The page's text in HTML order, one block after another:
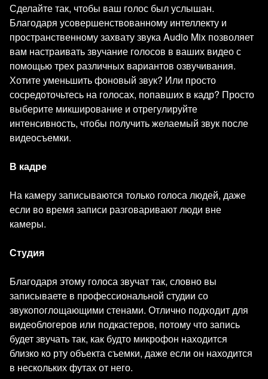
Сделайте так, чтобы ваш голос был услышан.
Благодаря усовершенствованному интеллекту и
пространственному захвату звука Audio Mix позволяет
вам настраивать звучание голосов в ваших видео с
помощью трех различных вариантов озвучивания.
Хотите уменьшить фоновый звук? Или просто
сосредоточьтесь на голосах, попавших в кадр? Просто
выберите микширование и отрегулируйте
интенсивность, чтобы получить желаемый звук после
видеосъемки.
В кадре
На камеру записываются только голоса людей, даже
если во время записи разговаривают люди вне
камеры.
Студия
Благодаря этому голоса звучат так, словно вы
записываете в профессиональной студии со
звукопоглощающими стенами. Отлично подходит для
видеоблогеров или подкастеров, потому что запись
будет звучать так, как будто микрофон находится
близко ко рту объекта съемки, даже если он находится
в нескольких футах от него.